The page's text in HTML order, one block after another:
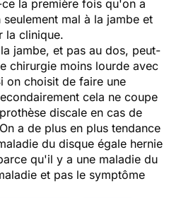
la première fois qu'on a
mal à la jambe et
la clinique.
jambe, et pas au dos, peut-
chirurgie moins lourde avec
on choisit de faire une
cela ne coupe
discale en cas de
a de plus en plus tendance
du disque égale hernie
qu'il y a une maladie du
et pas le symptôme